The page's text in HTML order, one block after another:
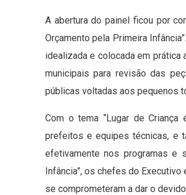
A abertura do painel ficou por
Orçamento pela Primeira
idealizada e colocada em
municipais para revisão das
públicas voltadas aos pequenos
Com o tema “Lugar de Criança
prefeitos e equipes técnicas, e
efetivamente nos programas e
Infância”, os chefes do
se comprometeram a dar o